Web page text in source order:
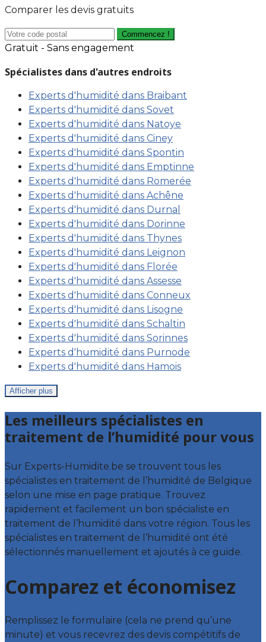
Comparer les devis gratuits
Commencez !
Gratuit - Sans engagement
Spécialistes dans d'autres endroits
Experts d'humidité dans Braibant
Experts d'humidité dans Sovet
Experts d'humidité dans Natoye
Experts d'humidité dans Ciney
Experts d'humidité dans Spontin
Experts d'humidité dans Emptinne
Experts d'humidité dans Romerée
Experts d'humidité dans Achêne
Experts d'humidité dans Durnal
Experts d'humidité dans Dorinne
Experts d'humidité dans Thynes
Experts d'humidité dans Leignon
Experts d'humidité dans Florée
Experts d'humidité dans Assesse
Experts d'humidité dans Conneux
Experts d'humidité dans Lisogne
Experts d'humidité dans Schaltin
Experts d'humidité dans Sorinnes
Experts d'humidité dans Purnode
Experts d'humidité dans Hamois
Afficher plus
Les meilleurs spécialistes en
traitement de l’humidité pour vous
Sur Experts-Humidite.be se trouvent tous les
spécialistes en traitement de l’humidité de Belgique
selon une mise en page pratique. Trouvez
rapidement et facilement un bon spécialiste en
traitement de l’humidité dans votre région. Tous les
spécialistes en traitement de l’humidité ont été
sélectionnés manuellement et ajoutés à ce guide.
Comparez et économisez
Remplissez le formulaire (cela ne prend qu’une
minute) et vous recevrez des devis compétitifs de